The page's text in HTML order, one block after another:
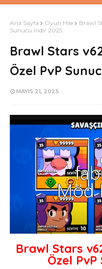
Ana Sayfa Oyun Hile
Brawl
Sunucu İndir 2025
Brawl Stars
Özel PvP
MAYIS 21, 2025
Brawl Stars
Özel